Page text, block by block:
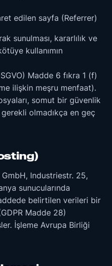
edilen sayfa (Referrer)
sunulması, kararlılık ve
kullanımın
Madde 6 fıkra 1 (f)
ilişkin meşru menfaat).
somut bir güvenlik
gerekli olmadıkça en geç
Industriestr. 25,
sunucularında
belirtilen verileri bir
Madde 28)
İşleme Avrupa Birliği